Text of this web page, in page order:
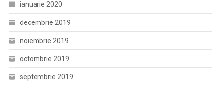
ianuarie 2020
decembrie 2019
noiembrie 2019
octombrie 2019
septembrie 2019